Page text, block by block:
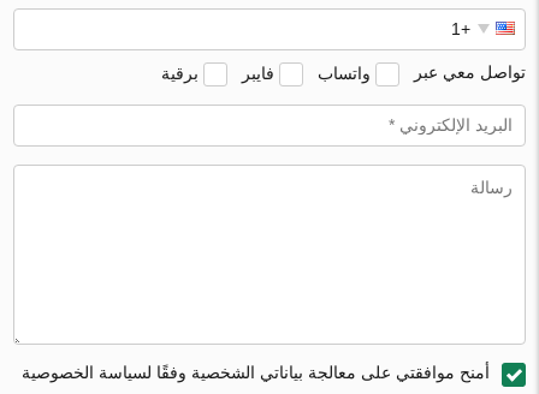
تواصل معي عبر واتساب فايبر برقية
أمنح موافقتي على معالجة بياناتي الشخصية وفقًا لسياسة الخصوصية